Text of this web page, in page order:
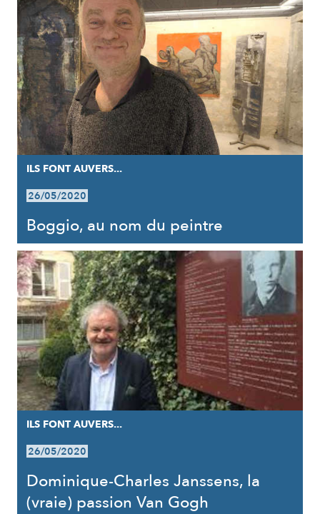
ILS FONT AUVERS...
26/05/2020
Boggio, au nom du peintre
ILS FONT AUVERS...
26/05/2020
Dominique-Charles Janssens, la
(vraie) passion Van Gogh